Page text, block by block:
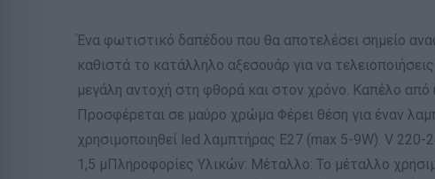
Ένα φωτιστικό δαπέδου που θα αποτελέσει σημείο
καθιστά το κατάλληλο αξεσουάρ για να
μεγάλη αντοχή στη φθορά και στον χρόνο. Καπέλο
Προσφέρεται σε μαύρο χρώμα Φέρει θέση για έναν
χρησιμοποιηθεί led λαμπτήρας Ε27 (max 5-9W). V
1,5 μΠληροφορίες Υλικών: Μέταλλο: Το μέταλλο